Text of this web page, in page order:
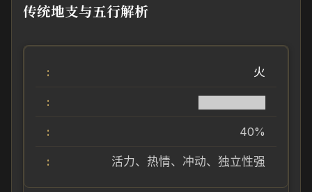
传统地支与五行解析
火
40%
活力、热情、冲动、独立性强